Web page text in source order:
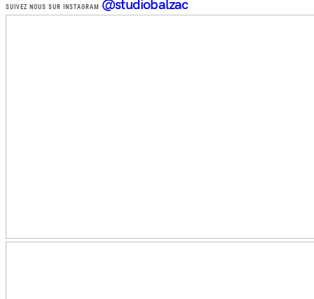
SUIVEZ NOUS SUR INSTAGRAM @studiobalzac